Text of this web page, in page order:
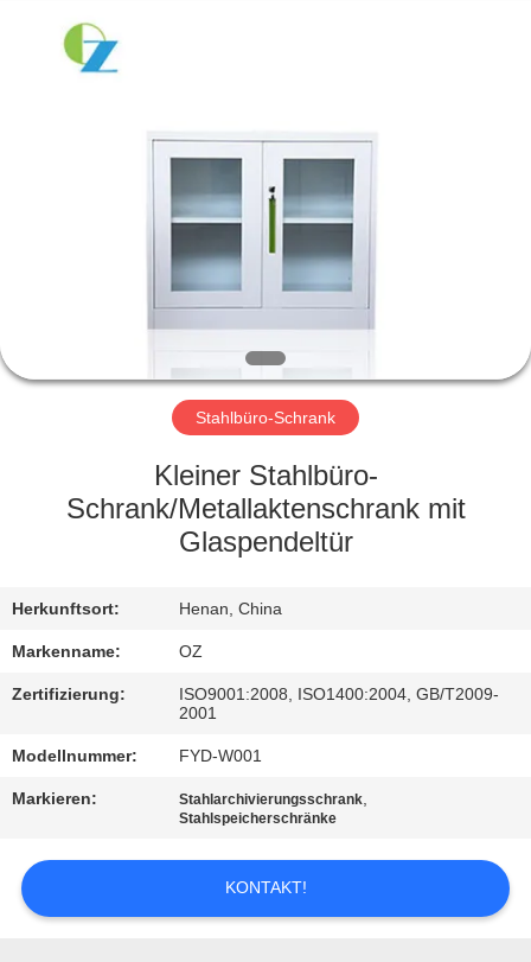
PRODUKTE
FABRIK-
QUALITÄTSKONTROLLE
SIE
MIT
UNS
VERBINDUNG
FORDERN
Stahlbüro-Schrank
Kleiner Stahlbüro-
Schrank/Metallaktenschrank mit
Glaspendeltür
Herkunftsort: Henan, China
Markenname: OZ
Zertifizierung:
ISO9001:2008, ISO1400:2004, GB/T2009-
2001
Modellnummer: FYD-W001
Markieren: Stahlarchivierungsschrank,
Stahlspeicherschränke
KONTAKT!